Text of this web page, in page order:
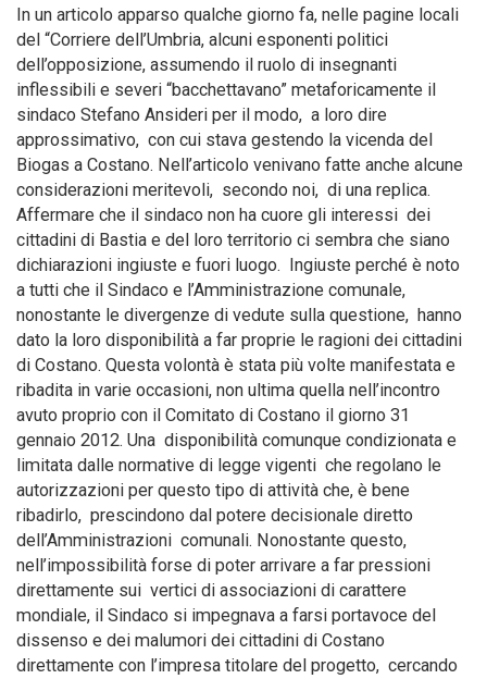
In un articolo apparso qualche giorno fa, nelle pagine locali
del “Corriere dell’Umbria, alcuni esponenti politici
dell’opposizione, assumendo il ruolo di insegnanti
inflessibili e severi “bacchettavano” metaforicamente il
sindaco Stefano Ansideri per il modo, a loro dire
approssimativo, con cui stava gestendo la vicenda del
Biogas a Costano. Nell’articolo venivano fatte anche alcune
considerazioni meritevoli, secondo noi, di una replica.
Affermare che il sindaco non ha cuore gli interessi dei
cittadini di Bastia e del loro territorio ci sembra che siano
dichiarazioni ingiuste e fuori luogo. Ingiuste perché è noto
a tutti che il Sindaco e l’Amministrazione comunale,
nonostante le divergenze di vedute sulla questione, hanno
dato la loro disponibilità a far proprie le ragioni dei cittadini
di Costano. Questa volontà è stata più volte manifestata e
ribadita in varie occasioni, non ultima quella nell’incontro
avuto proprio con il Comitato di Costano il giorno 31
gennaio 2012. Una disponibilità comunque condizionata e
limitata dalle normative di legge vigenti che regolano le
autorizzazioni per questo tipo di attività che, è bene
ribadirlo, prescindono dal potere decisionale diretto
dell’Amministrazioni comunali. Nonostante questo,
nell’impossibilità forse di poter arrivare a far pressioni
direttamente sui vertici di associazioni di carattere
mondiale, il Sindaco si impegnava a farsi portavoce del
dissenso e dei malumori dei cittadini di Costano
direttamente con l’impresa titolare del progetto, cercando